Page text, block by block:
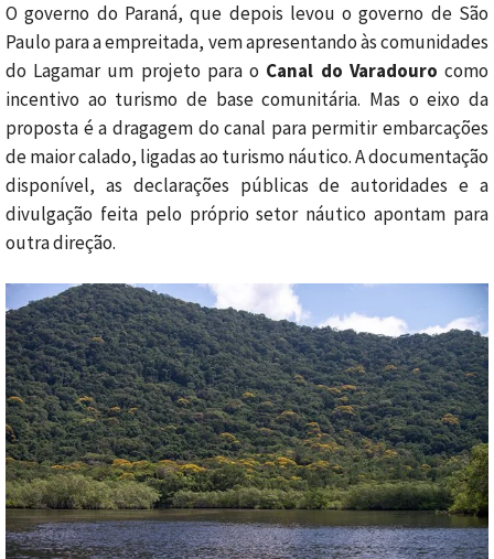
O governo do Paraná, que depois levou o governo de São
Paulo para a empreitada, vem apresentando às comunidades
do Lagamar um projeto para o Canal do Varadouro como
incentivo ao turismo de base comunitária. Mas o eixo da
proposta é a dragagem do canal para permitir embarcações
de maior calado, ligadas ao turismo náutico. A documentação
disponível, as declarações públicas de autoridades e a
divulgação feita pelo próprio setor náutico apontam para
outra direção.